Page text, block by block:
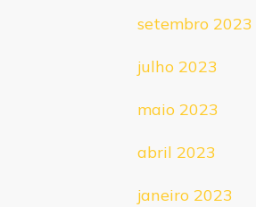
setembro 2023
julho 2023
maio 2023
abril 2023
janeiro 2023